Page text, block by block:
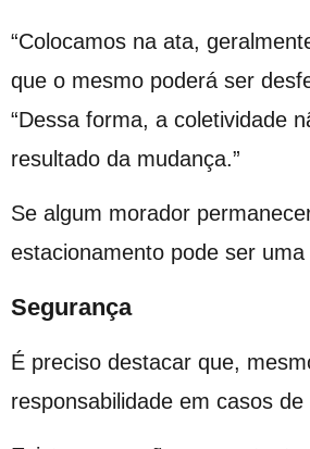
“Colocamos na ata,
que o mesmo poderá ser
“Dessa forma, a coletividade
resultado da mudança.”
Se algum morador
estacionamento pode ser
Segurança
É preciso destacar que,
responsabilidade em casos